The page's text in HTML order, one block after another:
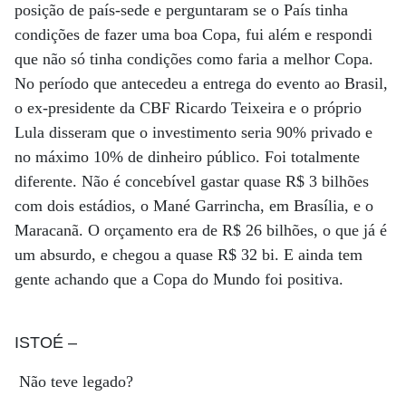
posição de país-sede e perguntaram se o País tinha
condições de fazer uma boa Copa, fui além e respondi
que não só tinha condições como faria a melhor Copa.
No período que antecedeu a entrega do evento ao Brasil,
o ex-presidente da CBF Ricardo Teixeira e o próprio
Lula disseram que o investimento seria 90% privado e
no máximo 10% de dinheiro público. Foi totalmente
diferente. Não é concebível gastar quase R$ 3 bilhões
com dois estádios, o Mané Garrincha, em Brasília, e o
Maracanã. O orçamento era de R$ 26 bilhões, o que já é
um absurdo, e chegou a quase R$ 32 bi. E ainda tem
gente achando que a Copa do Mundo foi positiva.
ISTOÉ –
Não teve legado?